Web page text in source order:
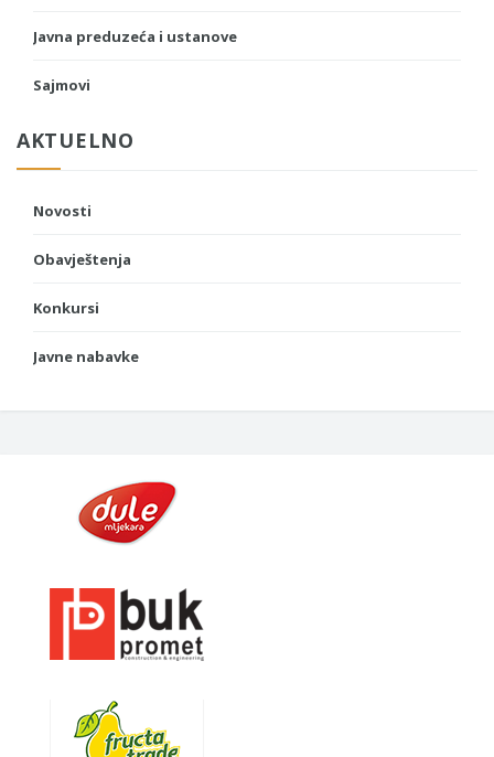
Javna preduzeća i ustanove
Sajmovi
AKTUELNO
Novosti
Obavještenja
Konkursi
Javne nabavke